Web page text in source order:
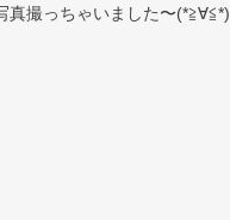
真撮っちゃいました〜(*≧∀≦*)